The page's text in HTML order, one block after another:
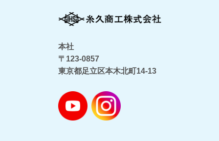
本社
〒123-0857
東京都足立区本木北町14-13